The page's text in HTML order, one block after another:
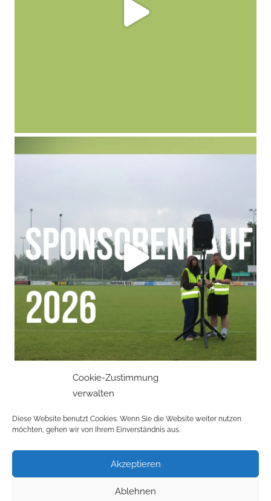
Cookie-Zustimmung
verwalten
Diese Website benutzt Cookies. Wenn Sie die Website weiter nutzen
möchten, gehen wir von Ihrem Einverständnis aus.
Akzeptieren
Ablehnen
Mehr laden
Datenschutzerklärung
Impressum